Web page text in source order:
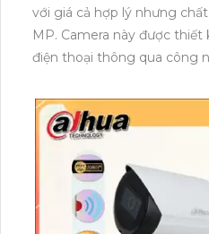
với giá cả hợp lý nhưng
MP. Camera này được
điện thoại thông qua công
đến 20m. Với thiết kế
phù hợp sử dụng trong cửa
Nền tảng kết nối AHD CVI
cho khả năng kết nối ổn
định và vượt trội của thiết